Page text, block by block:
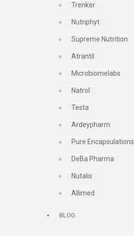
Trenker
Nutriphyt
Supreme Nutrition
Atrantil
Microbiomelabs
Natrol
Testa
Ardeypharm
Pure Encapsulations
DeBa Pharma
Nutalis
Allimed
BLOG